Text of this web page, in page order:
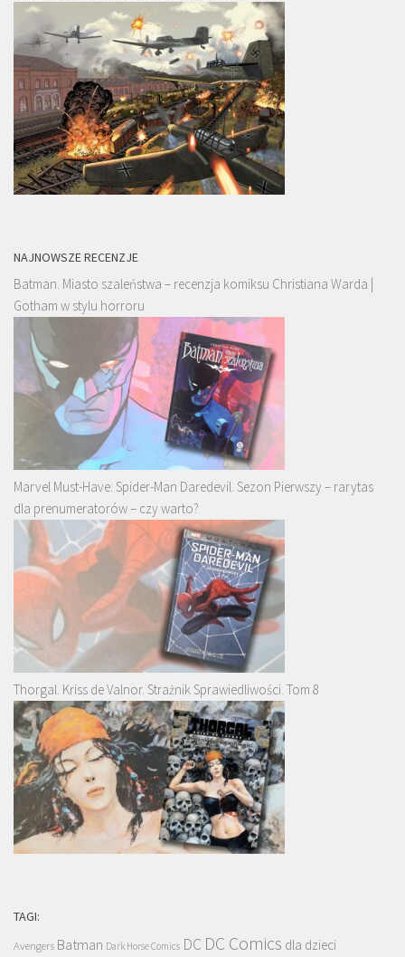
NAJNOWSZE RECENZJE
Batman. Miasto szaleństwa – recenzja komiksu Christiana Warda |
Gotham w stylu horroru
Marvel Must-Have: Spider-Man Daredevil. Sezon Pierwszy – rarytas
dla prenumeratorów – czy warto?
Thorgal. Kriss de Valnor. Strażnik Sprawiedliwości. Tom 8
TAGI:
Avengers Batman Dark Horse Comics DC DC Comics dla dzieci